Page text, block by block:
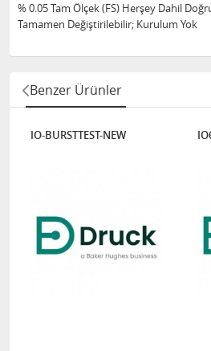
% 0.05 Tam Ölçek (FS) Herşey Dahil
Tamamen Değiştirilebilir; Kurulum Yok
Benzer Ürünler
IO-BURSTTEST-NEW